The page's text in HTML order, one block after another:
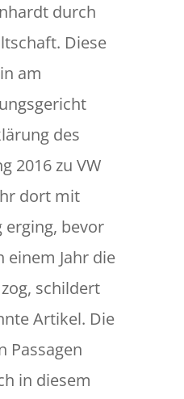
durch
Diese
am
des
2016 zu VW
dort mit
erging, bevor
einem Jahr die
schildert
Artikel. Die
Passagen
in diesem